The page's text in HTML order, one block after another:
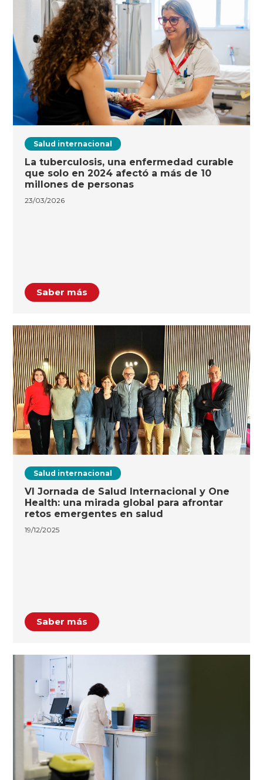
Salud internacional
La tuberculosis, una enfermedad curable
que solo en 2024 afectó a más de 10
millones de personas
23/03/2026
Saber más
Salud internacional
VI Jornada de Salud Internacional y One
Health: una mirada global para afrontar
retos emergentes en salud
19/12/2025
Saber más